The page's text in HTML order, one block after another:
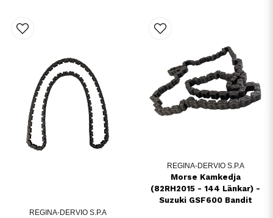
REGINA-DERVIO S.P.A
REGINA-DERVIO S.P.A
Morse Kamkedja
(82RH2015 - 144 Länkar) -
Suzuki GSF600 Bandit